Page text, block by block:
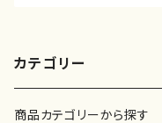
カテゴリー
商品カテゴリーから探す